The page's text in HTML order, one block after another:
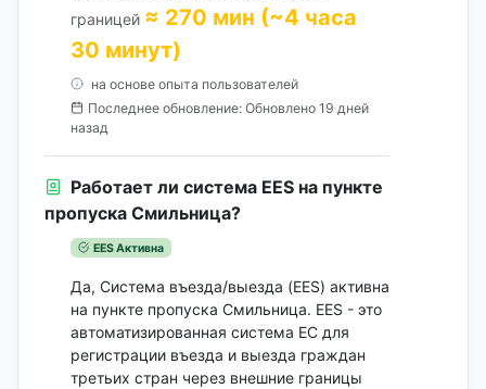
границей ≈ 270 мин (~4 часа
30 минут)
на основе опыта пользователей
Последнее обновление: Обновлено 19 дней
назад
Работает ли система EES на пункте
пропуска Смильница?
EES Активна
Да, Система въезда/выезда (EES) активна
на пункте пропуска Смильница. EES - это
автоматизированная система ЕС для
регистрации въезда и выезда граждан
третьих стран через внешние границы